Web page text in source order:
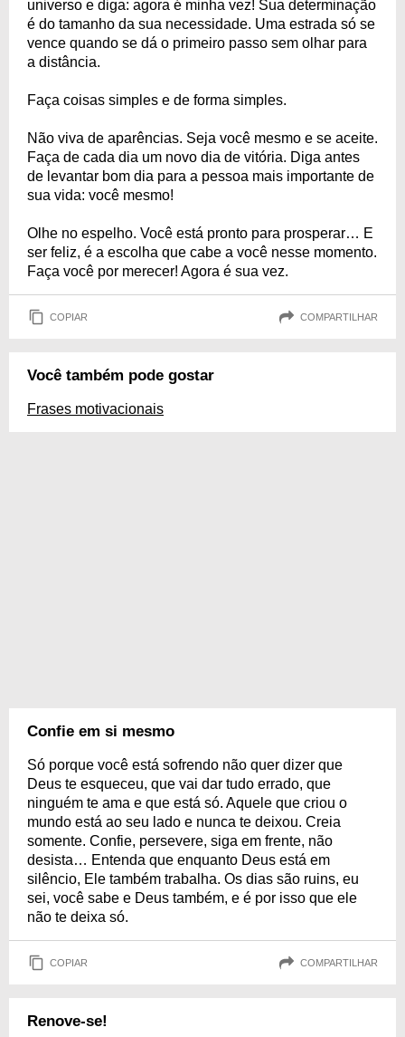
universo e diga: agora é minha vez! Sua determinação
é do tamanho da sua necessidade. Uma estrada só se
vence quando se dá o primeiro passo sem olhar para
a distância.
Faça coisas simples e de forma simples.
Não viva de aparências. Seja você mesmo e se aceite.
Faça de cada dia um novo dia de vitória. Diga antes
de levantar bom dia para a pessoa mais importante de
sua vida: você mesmo!
Olhe no espelho. Você está pronto para prosperar… E
ser feliz, é a escolha que cabe a você nesse momento.
Faça você por merecer! Agora é sua vez.
COPIAR COMPARTILHAR
Você também pode gostar
Frases motivacionais
Confie em si mesmo
Só porque você está sofrendo não quer dizer que
Deus te esqueceu, que vai dar tudo errado, que
ninguém te ama e que está só. Aquele que criou o
mundo está ao seu lado e nunca te deixou. Creia
somente. Confie, persevere, siga em frente, não
desista… Entenda que enquanto Deus está em
silêncio, Ele também trabalha. Os dias são ruins, eu
sei, você sabe e Deus também, e é por isso que ele
não te deixa só.
COPIAR COMPARTILHAR
Renove-se!